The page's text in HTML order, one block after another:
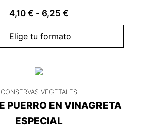
4,10 € - 6,25 €
Elige tu formato
CONSERVAS VEGETALES
PUERRO EN VINAGRETA
ESPECIAL